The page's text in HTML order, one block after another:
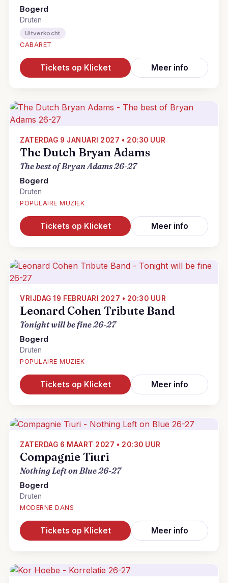
Bogerd
Druten
Uitverkocht
CABARET
Tickets op Klicket Meer info
ZATERDAG 9 JANUARI 2027 • 20:30 UUR
The Dutch Bryan Adams
The best of Bryan Adams 26-27
Bogerd
Druten
POPULAIRE MUZIEK
Tickets op Klicket Meer info
VRIJDAG 19 FEBRUARI 2027 • 20:30 UUR
Leonard Cohen Tribute Band
Tonight will be fine 26-27
Bogerd
Druten
POPULAIRE MUZIEK
Tickets op Klicket Meer info
ZATERDAG 6 MAART 2027 • 20:30 UUR
Compagnie Tiuri
Nothing Left on Blue 26-27
Bogerd
Druten
MODERNE DANS
Tickets op Klicket Meer info